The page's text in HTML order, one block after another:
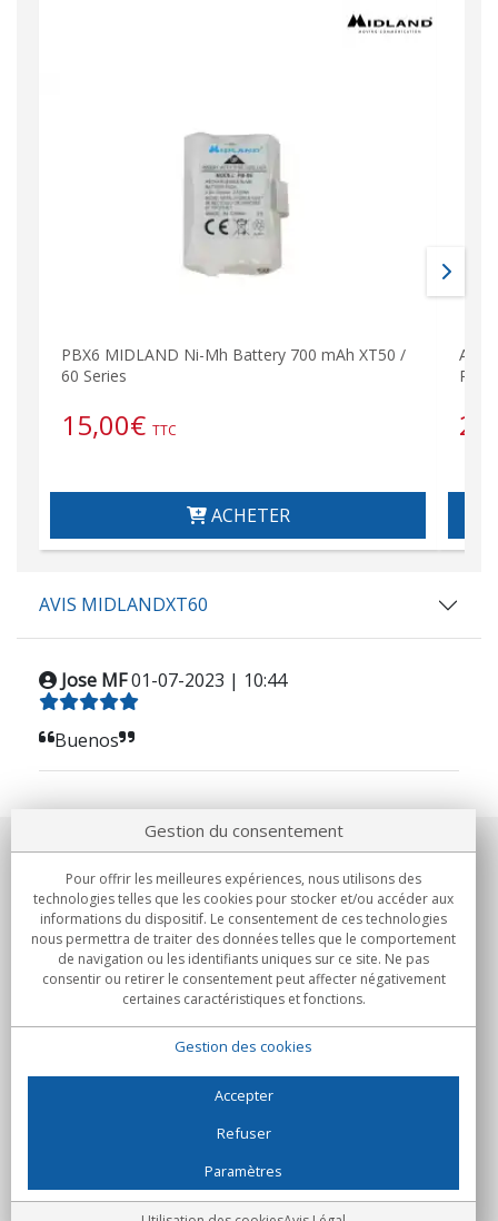
PBX6 MIDLAND Ni-Mh Battery 700 mAh XT50 /
60 Series
15,00€ TTC
ACHETER
AVIS MIDLANDXT60
Jose MF01-07-2023 | 10:44
Buenos
Notre société
Engagements
Achats
C/Flassaders, 13, Nave 6, 08130 Santa Perpètua de Mogoda
(Barcelone) - Espagne
Gestion du consentement
Pour offrir les meilleures expériences, nous utilisons des
technologies telles que les cookies pour stocker et/ou accéder aux
informations du dispositif. Le consentement de ces technologies
nous permettra de traiter des données telles que le comportement
de navigation ou les identifiants uniques sur ce site. Ne pas
consentir ou retirer le consentement peut affecter négativement
certaines caractéristiques et fonctions.
Gestion des cookies
Accepter
Refuser
Paramètres